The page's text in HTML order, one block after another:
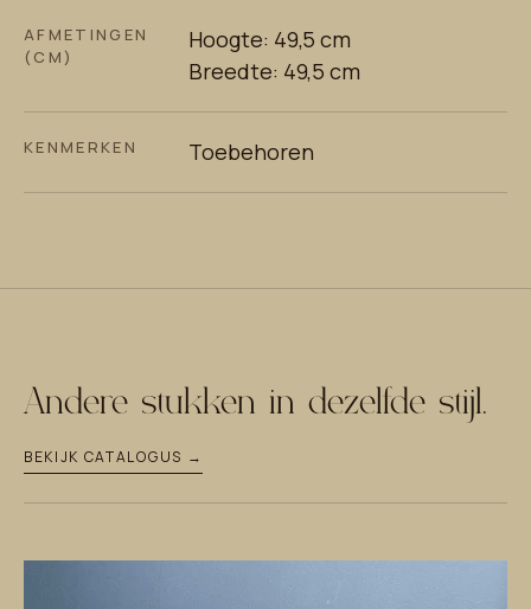
AFMETINGEN
(CM)
Hoogte: 49,5 cm
Breedte: 49,5 cm
KENMERKEN Toebehoren
Andere stukken in dezelfde stijl.
BEKIJK CATALOGUS →